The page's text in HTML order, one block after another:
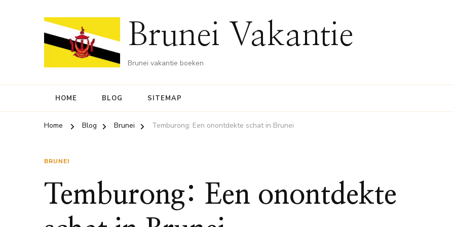
Brunei Vakantie
Brunei vakantie boeken
HOME BLOG SITEMAP
Home Blog Brunei Temburong: Een onontdekte schat in Brunei
BRUNEI
Temburong: Een onontdekte